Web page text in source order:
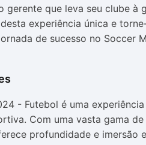
gerente que leva seu clube à
experiência única e
de sucesso no Soccer
- Futebol é uma
Com uma vasta gama
profundidade e imersão